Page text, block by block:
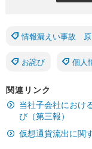
情報漏えい事故
お詫び 個人
関連リンク
当社子会社におけ
び（第三報）
仮想通貨流出に関